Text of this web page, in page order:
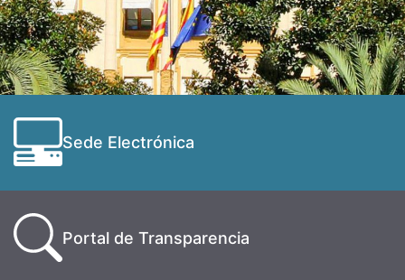
Sede Electrónica
Portal de Transparencia